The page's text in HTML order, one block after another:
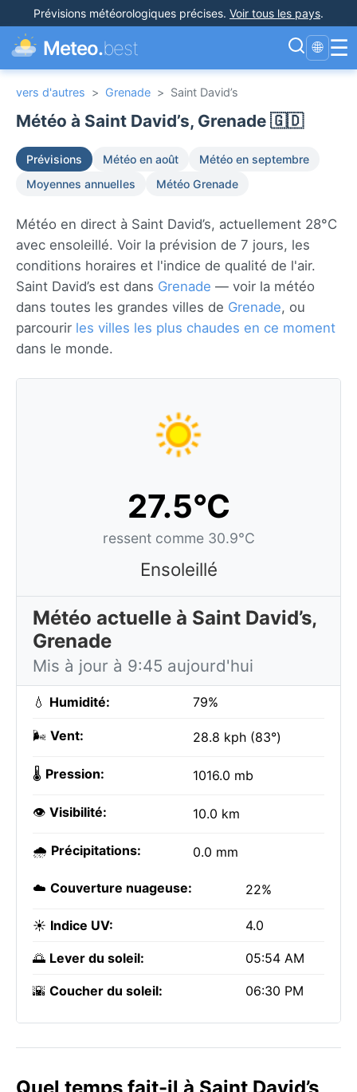
Prévisions météorologiques précises. Voir tous les pays.
Meteo.best 🌐 ☰
vers d'autres > Grenade > Saint David’s
Météo à Saint David’s, Grenade 🇬🇩
Prévisions Météo en août
Météo en septembre
Moyennes annuelles
Météo Grenade
Météo en direct à Saint David’s, actuellement 28°C
avec ensoleillé. Voir la prévision de 7 jours, les
conditions horaires et l'indice de qualité de l'air.
Saint David’s est dans Grenade — voir la météo
dans toutes les grandes villes de Grenade, ou
parcourir les villes les plus chaudes en ce moment
dans le monde.
27.5°C
ressent comme 30.9°C
Ensoleillé
Météo actuelle à Saint David’s,
Grenade
Mis à jour à 9:45 aujourd'hui
💧 Humidité: 79%
🌬️ Vent: 28.8 kph (83°)
🌡️ Pression: 1016.0 mb
👁️ Visibilité: 10.0 km
🌧️ Précipitations: 0.0 mm
☁️ Couverture nuageuse: 22%
☀️ Indice UV: 4.0
🌅 Lever du soleil: 05:54 AM
🌇 Coucher du soleil: 06:30 PM